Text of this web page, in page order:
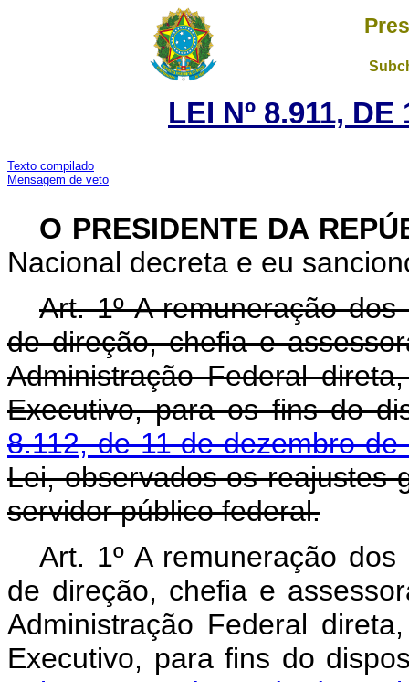
LEI Nº 8.911,
Texto compilado
Mensagem de veto
O PRESIDENTE DA
Nacional decreta e eu
Art. 1º A remuneração
de direção, chefia e
Administração Federal
Executivo, para os fins do
8.112, de 11 de dezembro de
Lei, observados os reajustes
servidor público federal.
Art. 1º A remuneração
de direção, chefia e
Administração Federal
Executivo, para fins do